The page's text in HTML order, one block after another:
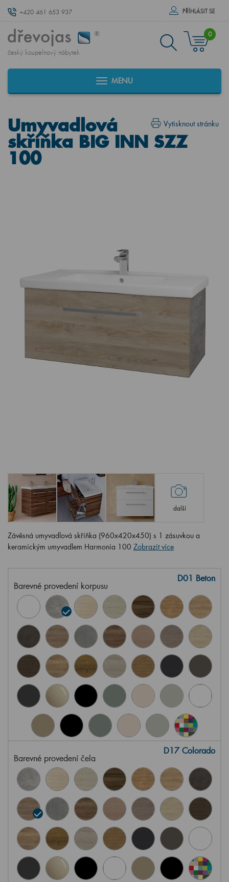
+420 461 653 937 PŘÍHLÁSIT SE
český koupelnový nábytek
0
MENU
Vytisknout stránku
Umyvadlová
skříňka BIG INN SZZ
100
další
Závěsná umyvadlová skříňka (960x420x450) s 1 zásuvkou a
keramickým umyvadlem Harmonia 100 Zobrazit více
Barevné provedení korpusu
D01 Beton
Barevné provedení čela
D17 Colorado